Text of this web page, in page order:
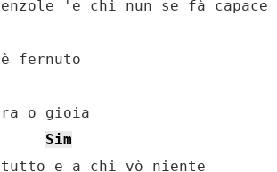
o gioia
Sim
e a chi vò niente